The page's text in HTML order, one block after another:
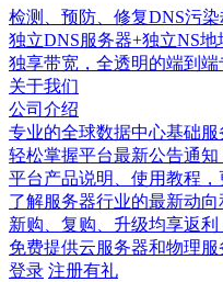
检测、预防、修复DNS污
独立DNS服务器+独立NS地
独享带宽，全透明的端到端
关于我们
公司介绍
专业的全球数据中心基础服
轻松掌握平台最新公告通知
平台产品说明、使用教程，
了解服务器行业的最新动向
新购、复购、升级均享返利
免费提供云服务器和物理
登录 注册有礼